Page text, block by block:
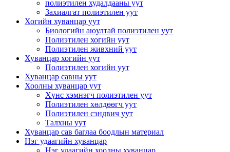
полиэтилен худалдааны уут
Захиалгат полиэтилен уут
Хогийн хуванцар уут
Биологийн аюултай полиэтилен уут
Полиэтилен хогийн уут
Полиэтилен живхний уут
Хуванцар хогийн уут
Полиэтилен хогийн уут
Хуванцар савны уут
Хоолны хуванцар уут
Хүнс хэмнэгч полиэтилен уут
Полиэтилен хөлдөөгч уут
Полиэтилен сэндвич уут
Талхны уут
Хуванцар сав баглаа боодлын материал
Нэг удаагийн хуванцар
Нэг удаагийн хоолны хуванцар